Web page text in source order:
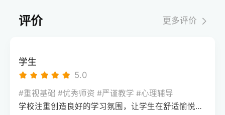
评价 更多评价
学生
5.0
#重视基础 #优秀师资 #严谨教学 #心理辅导
学校注重创造良好的学习氛围，让学生在舒适愉悦的环境中学习。这种氛围可以让学生更加投入学习，提高学习效率，同时也有利于培养学生的自律能力。